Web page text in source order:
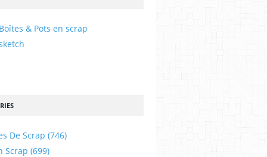
& Pots en scrap
De Scrap (746)
Scrap (699)